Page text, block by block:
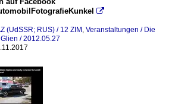

(UdSSR; RUS) / 12 ZIM , Veranstaltungen / Die
/ 2012.05.27